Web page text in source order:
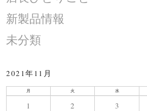
新製品情報
未分類
2021年11月
月 火 水
1 2 3